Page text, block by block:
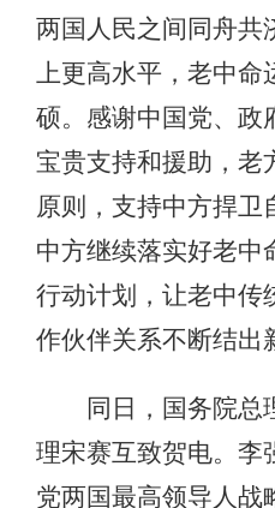
两国人民之间同舟共
上更高水平，老中
硕。感谢中国党、政
宝贵支持和援助，老
原则，支持中方捍卫
中方继续落实好老中
行动计划，让老中传
作伙伴关系不断结出
同日，国务院总
理宋赛互致贺电。李
党两国最高领导人战